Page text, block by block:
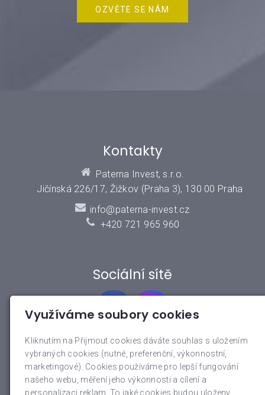
OZVĚTE SE NÁM
Kontakty
Paterna Invest, s.r.o.
Jičínská 226/17, Žižkov (Praha 3), 130 00 Praha
info@paterna-invest.cz
+420 721 965 960
Sociální sítě
Rychlé menu
O nás
Využíváme soubory cookies
Kliknutím na Přijmout cookies dáváte souhlas s uložením
vybraných cookies (nutné, preferenční, výkonnostní,
marketingové). Cookies používáme pro lepší fungování
našeho webu, měření jeho výkonnosti a cílení a
personalizaci reklam. To jaké cookies budou uloženy,